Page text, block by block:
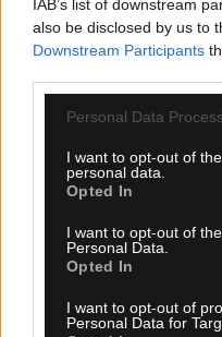
IAB’s list of downstream
also be disclosed by us to
Downstream Participants
Please note that this
not limited to your visit or
grant or deny consent to
use your data for below
consent section.
Personal Data
I want to opt-out of
personal data.
Opted In
I want to opt-out of
Personal Data.
Opted In
I want to opt-out of
Personal Data for
10.08.2026, 09:38